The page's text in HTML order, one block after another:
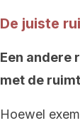
De juiste
Een andere
met de
Hoewel